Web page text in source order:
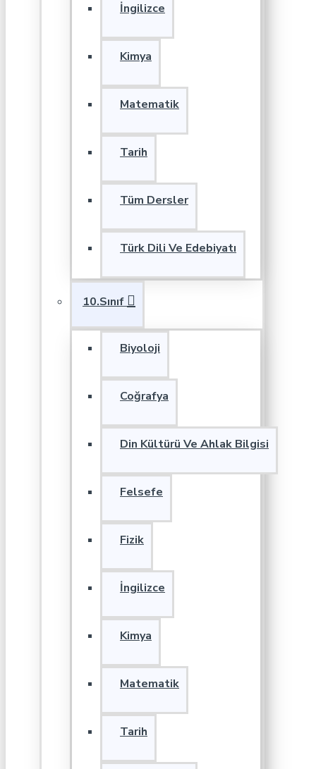
İngilizce
Kimya
Matematik
Tarih
Tüm Dersler
Türk Dili Ve Edebiyatı
10.Sınıf
Biyoloji
Coğrafya
Din Kültürü Ve Ahlak Bilgisi
Felsefe
Fizik
İngilizce
Kimya
Matematik
Tarih